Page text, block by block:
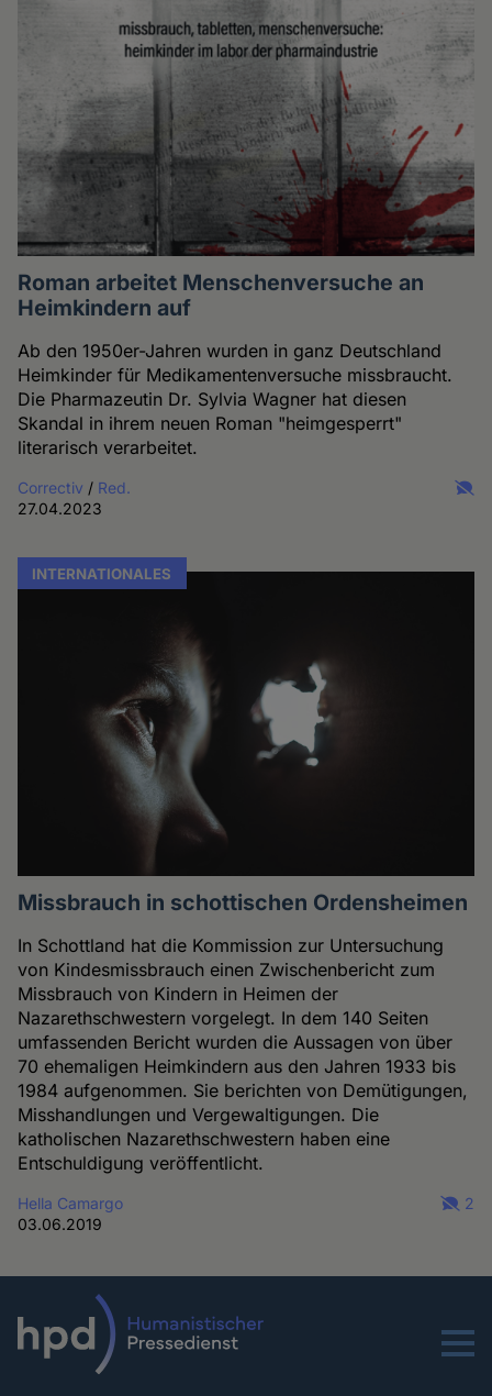
Roman arbeitet Menschenversuche an
Heimkindern auf
Ab den 1950er-Jahren wurden in ganz Deutschland
Heimkinder für Medikamentenversuche missbraucht.
Die Pharmazeutin Dr. Sylvia Wagner hat diesen
Skandal in ihrem neuen Roman "heimgesperrt"
literarisch verarbeitet.
Correctiv / Red.
27.04.2023
INTERNATIONALES
Missbrauch in schottischen Ordensheimen
In Schottland hat die Kommission zur Untersuchung
von Kindesmissbrauch einen Zwischenbericht zum
Missbrauch von Kindern in Heimen der
Nazarethschwestern vorgelegt. In dem 140 Seiten
umfassenden Bericht wurden die Aussagen von über
70 ehemaligen Heimkindern aus den Jahren 1933 bis
1984 aufgenommen. Sie berichten von Demütigungen,
Misshandlungen und Vergewaltigungen. Die
katholischen Nazarethschwestern haben eine
Entschuldigung veröffentlicht.
Hella Camargo
03.06.2019
2
Menu